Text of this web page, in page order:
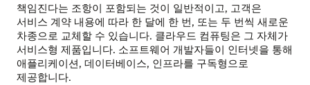
책임진다는 조항이 포함되는 것이 일반적이고, 고객은
서비스 계약 내용에 따라 한 달에 한 번, 또는 두 번씩 새로운
차종으로 교체할 수 있습니다. 클라우드 컴퓨팅은 그 자체가
서비스형 제품입니다. 소프트웨어 개발자들이 인터넷을 통해
애플리케이션, 데이터베이스, 인프라를 구독형으로
제공합니다.